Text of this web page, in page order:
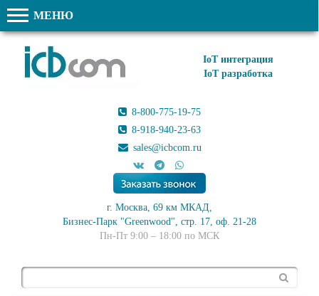
МЕНЮ
IoT интеграция
IoT разработка
8-800-775-19-75
8-918-940-23-63
sales@icbcom.ru
г. Москва, 69 км МКАД,
Бизнес-Парк "Greenwood", стр. 17, оф. 21-28
Пн-Пт 9:00 – 18:00 по МСК